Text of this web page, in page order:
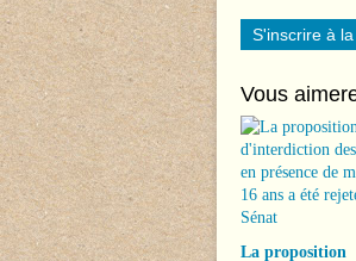
S'inscrire à
Vous
La proposition